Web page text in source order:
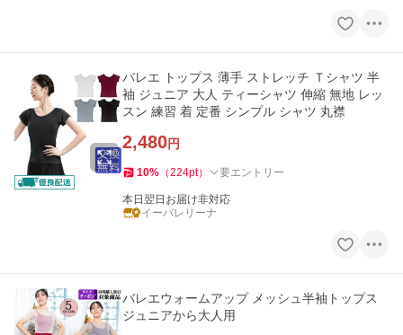
バレエ トップス 薄手 ストレッチ Ｔシャツ 半
袖 ジュニア 大人 ティーシャツ 伸縮 無地 レッ
スン 練習 着 定番 シンプル シャツ 丸襟
2,480円
10% （224pt） 要エントリー
本日翌日お届け非対応
イーバレリーナ
バレエウォームアップ メッシュ半袖トップス
ジュニアから大人用